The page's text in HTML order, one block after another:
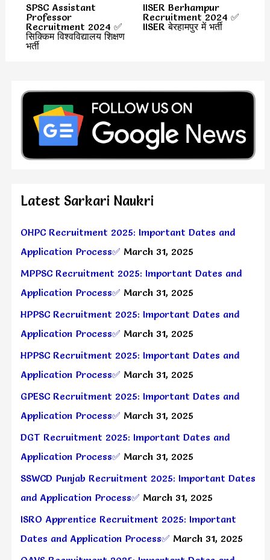
SPSC Assistant
Professor
Recruitment 2024 ✅
सिक्किम विश्वविद्यालय शिक्षण
भर्ती
IISER Berhampur
Recruitment 2024 ✅
IISER बेरहामपुर में भर्ती
Latest Sarkari Naukri
OHPC Recruitment 2025: Important Dates and
Application Process✅ March 31, 2025
MPPSC Recruitment 2025: Important Dates and
Application Process✅ March 31, 2025
HPPSC Recruitment 2025: Important Dates and
Application Process✅ March 31, 2025
HPPSC Recruitment 2025: Important Dates and
Application Process✅ March 31, 2025
GPESC Recruitment 2025: Important Dates and
Application Process✅ March 31, 2025
DGT Recruitment 2025: Important Dates and
Application Process✅ March 31, 2025
SSWCD Punjab Recruitment 2025: Important Dates
and Application Process✅ March 31, 2025
ISRO Apprentice Recruitment 2025: Important
Dates and Application Process✅ March 31, 2025